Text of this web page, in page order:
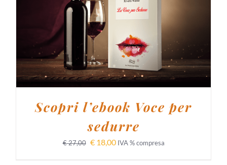
AGGIUNGI AL CARRELLO DETTAGLI
Scopri l’ebook Voce per
sedurre
€27,00 €18,00 IVA % compresa